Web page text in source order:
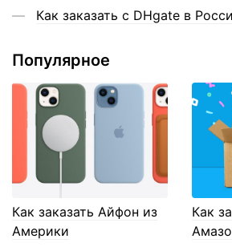
Как заказать с DHgate в
Популярное
Как заказать Айфон из
Америки
Как